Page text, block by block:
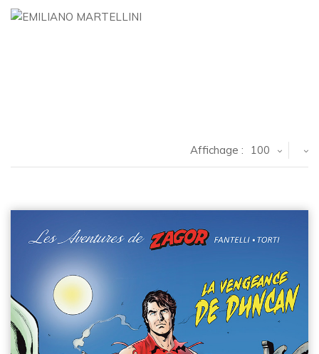
Affichage : 100